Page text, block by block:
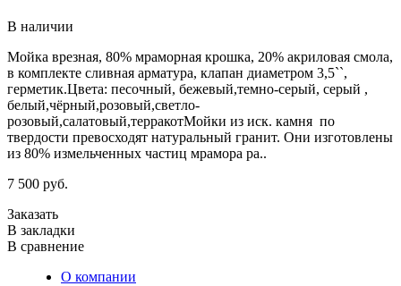
В наличии
Мойка врезная, 80% мраморная крошка, 20% акриловая смола,
в комплекте сливная арматура, клапан диаметром 3,5``,
герметик.Цвета: песочный, бежевый,темно-серый, серый ,
белый,чёрный,розовый,светло-
розовый,салатовый,терракотМойки из иск. камня по
твердости превосходят натуральный гранит. Они изготовлены
из 80% измельченных частиц мрамора ра..
7 500 руб.
Заказать
В закладки
В сравнение
О компании